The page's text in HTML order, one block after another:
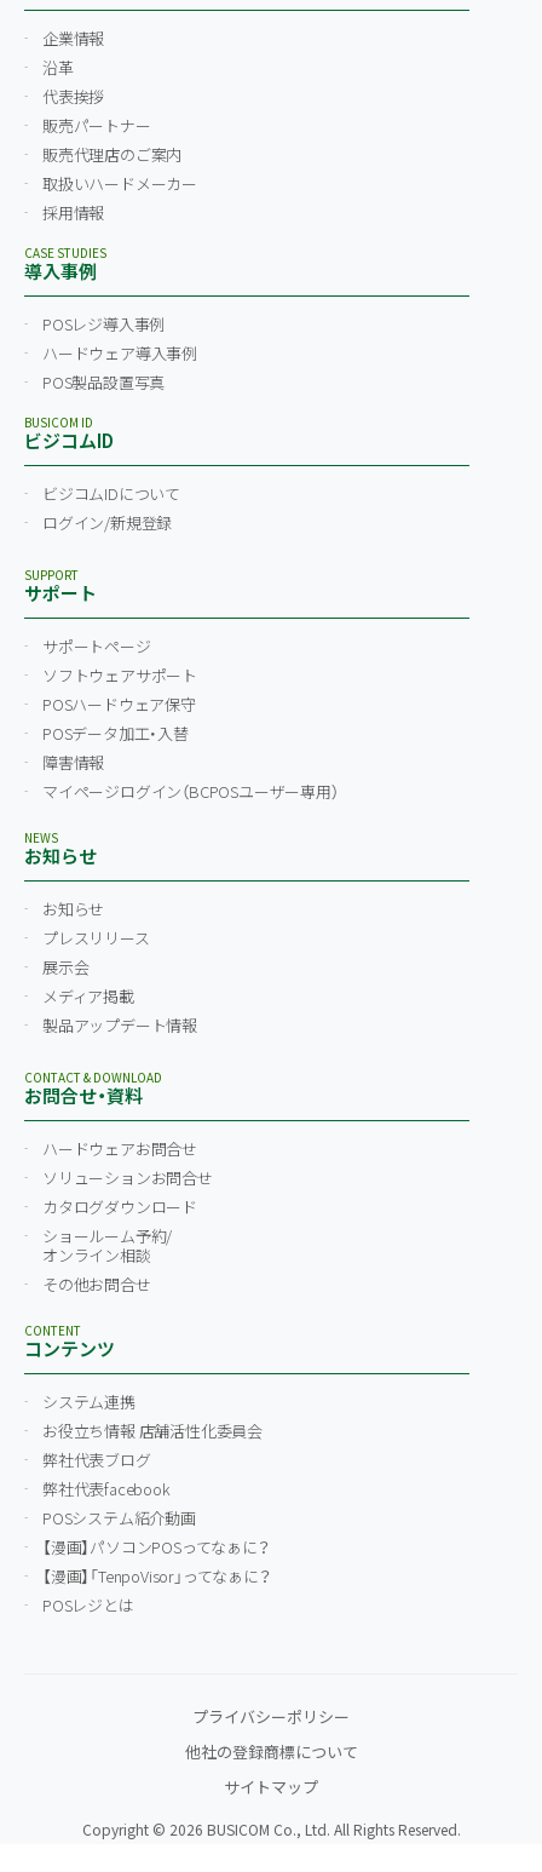
企業情報
沿革
代表挨拶
販売パートナー
販売代理店のご案内
取扱いハードメーカー
採用情報
導入事例
CASE STUDIES
POSレジ導入事例
ハードウェア導入事例
POS製品設置写真
ビジコムID
BUSICOM ID
ビジコムIDについて
ログイン/新規登録
サポート
SUPPORT
サポートページ
ソフトウェアサポート
POSハードウェア保守
POSデータ加工・入替
障害情報
マイページログイン（BCPOSユーザー専用）
お知らせ
NEWS
お知らせ
プレスリリース
展示会
メディア掲載
製品アップデート情報
お問合せ・資料
CONTACT & DOWNLOAD
ハードウェアお問合せ
ソリューションお問合せ
カタログダウンロード
ショールーム予約/
オンライン相談
その他お問合せ
コンテンツ
CONTENT
システム連携
お役立ち情報 店舗活性化委員会
弊社代表ブログ
弊社代表facebook
POSシステム紹介動画
【漫画】パソコンPOSってなぁに？
【漫画】「TenpoVisor」ってなぁに？
POSレジとは
プライバシーポリシー
他社の登録商標について
サイトマップ
Copyright © 2026 BUSICOM Co., Ltd. All Rights Reserved.